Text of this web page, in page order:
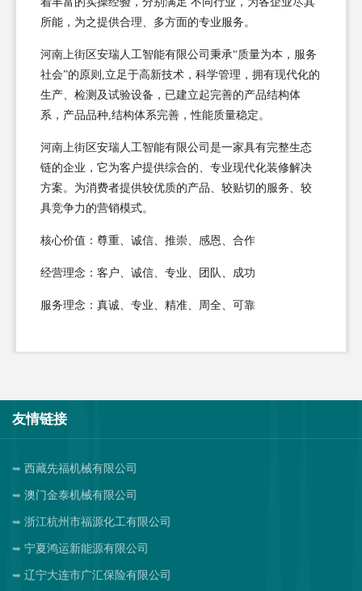
所能，为之提供合理、多方面的专业服务。
河南上街区安瑞人工智能有限公司秉承“质量为本，服务
社会”的原则,立足于高新技术，科学管理，拥有现代化的
生产、检测及试验设备，已建立起完善的产品结构体
系，产品品种,结构体系完善，性能质量稳定。
河南上街区安瑞人工智能有限公司是一家具有完整生态
链的企业，它为客户提供综合的、专业现代化装修解决
方案。为消费者提供较优质的产品、较贴切的服务、较
具竞争力的营销模式。
核心价值：尊重、诚信、推崇、感恩、合作
经营理念：客户、诚信、专业、团队、成功
服务理念：真诚、专业、精准、周全、可靠
友情链接
西藏先福机械有限公司
澳门金泰机械有限公司
浙江杭州市福源化工有限公司
宁夏鸿运新能源有限公司
辽宁大连市广汇保险有限公司